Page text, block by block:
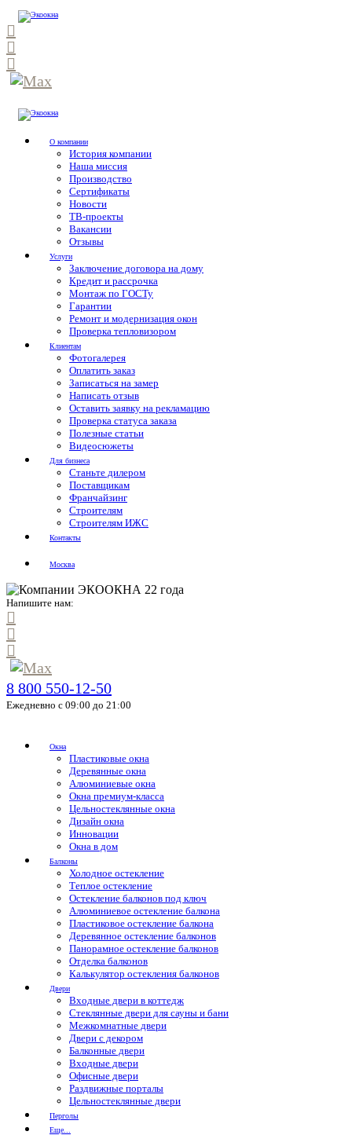
О компании
История компании
Наша миссия
Производство
Сертификаты
Новости
ТВ-проекты
Вакансии
Отзывы
Услуги
Заключение договора на дому
Кредит и рассрочка
Монтаж по ГОСТу
Гарантии
Ремонт и модернизация окон
Проверка тепловизором
Клиентам
Фотогалерея
Оплатить заказ
Записаться на замер
Написать отзыв
Оставить заявку на рекламацию
Проверка статуса заказа
Полезные статьи
Видеосюжеты
Для бизнеса
Станьте дилером
Поставщикам
Франчайзинг
Строителям
Строителям ИЖС
Контакты
Москва
Напишите нам:
8 800 550-12-50
Ежедневно с 09:00 до 21:00
Окна
Пластиковые окна
Деревянные окна
Алюминиевые окна
Окна премиум-класса
Цельностеклянные окна
Дизайн окна
Инновации
Окна в дом
Балконы
Холодное остекление
Теплое остекление
Остекление балконов под ключ
Алюминиевое остекление балкона
Пластиковое остекление балкона
Деревянное остекление балконов
Панорамное остекление балконов
Отделка балконов
Калькулятор остекления балконов
Двери
Входные двери в коттедж
Стеклянные двери для сауны и бани
Межкомнатные двери
Двери с декором
Балконные двери
Входные двери
Офисные двери
Раздвижные порталы
Цельностеклянные двери
Перголы
Еще...